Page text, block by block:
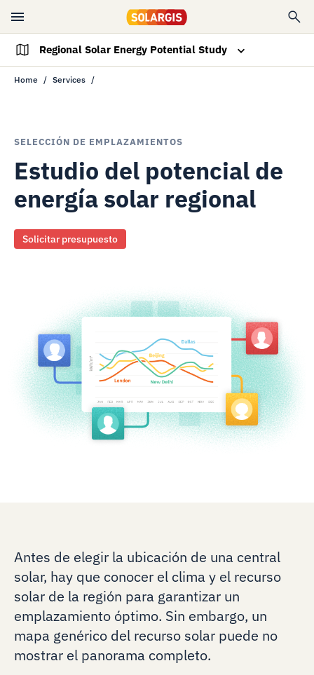
Regional Solar Energy Potential Study
Resumen
Home Services
SELECCIÓN DE EMPLAZAMIENTOS
Estudio del potencial de
energía solar regional
Solicitar presupuesto
Antes de elegir la ubicación de una central
solar, hay que conocer el clima y el recurso
solar de la región para garantizar un
emplazamiento óptimo. Sin embargo, un
mapa genérico del recurso solar puede no
mostrar el panorama completo.